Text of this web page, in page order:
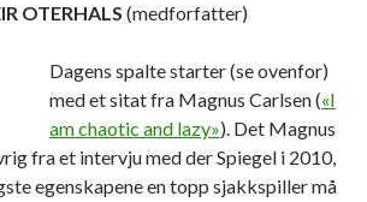
OTERHALS (medforfatter)
Dagens spalte starter (se ovenfor)
med et sitat fra Magnus Carlsen («I
am chaotic and lazy»). Det Magnus
fra et intervju med der Spiegel i 2010,
egenskapene en topp sjakkspiller må